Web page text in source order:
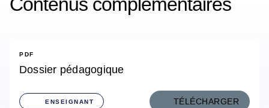
PDF
Dossier pédagogique
ENSEIGNANT TÉLÉCHARGER